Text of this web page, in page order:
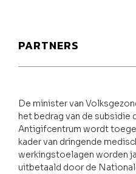
PARTNERS
De minister van
het bedrag van de subsidie
Antigifcentrum wordt
kader van dringende
werkingstoelagen worden
uitbetaald door de